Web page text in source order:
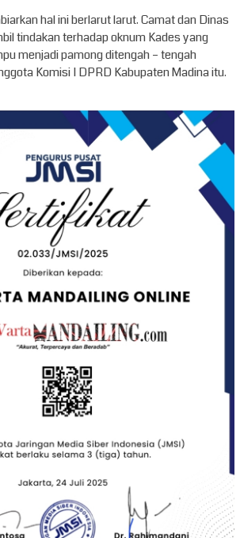
hal ini berlarut larut. Camat dan Dinas
tindakan terhadap oknum Kades yang
menjadi pamong ditengah – tengah
Komisi I DPRD Kabupaten Madina itu.